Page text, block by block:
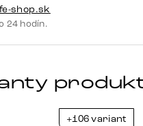
shop.sk
24 hodín.
+106 variant